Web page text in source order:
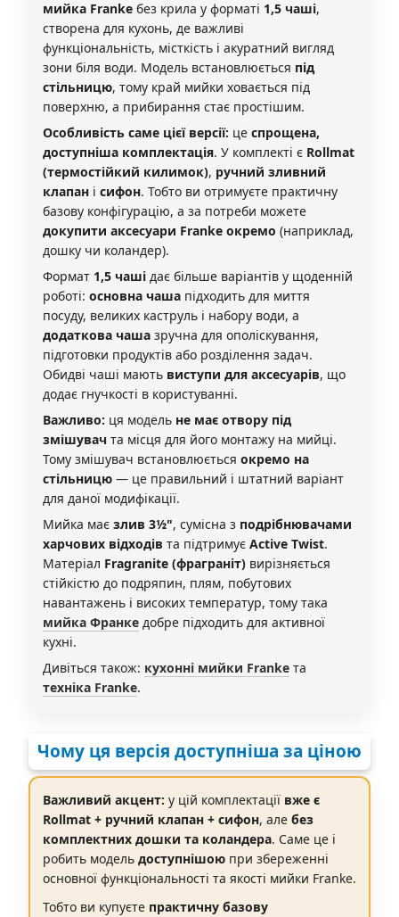
мийка Franke без крила у форматі 1,5 чаші,
створена для кухонь, де важливі
функціональність, місткість і акуратний вигляд
зони біля води. Модель встановлюється під
стільницю, тому край мийки ховається під
поверхню, а прибирання стає простішим.
Особливість саме цієї версії: це спрощена,
доступніша комплектація. У комплекті є Rollmat
(термостійкий килимок), ручний зливний
клапан і сифон. Тобто ви отримуєте практичну
базову конфігурацію, а за потреби можете
докупити аксесуари Franke окремо (наприклад,
дошку чи коландер).
Формат 1,5 чаші дає більше варіантів у щоденній
роботі: основна чаша підходить для миття
посуду, великих каструль і набору води, а
додаткова чаша зручна для ополіскування,
підготовки продуктів або розділення задач.
Обидві чаші мають виступи для аксесуарів, що
додає гнучкості в користуванні.
Важливо: ця модель не має отвору під
змішувач та місця для його монтажу на мийці.
Тому змішувач встановлюється окремо на
стільницю — це правильний і штатний варіант
для даної модифікації.
Мийка має злив 3½", сумісна з подрібнювачами
харчових відходів та підтримує Active Twist.
Матеріал Fragranite (фраграніт) вирізняється
стійкістю до подряпин, плям, побутових
навантажень і високих температур, тому така
мийка Франке добре підходить для активної
кухні.
Дивіться також: кухонні мийки Franke та
техніка Franke.
Чому ця версія доступніша за ціною
Важливий акцент: у цій комплектації вже є
Rollmat + ручний клапан + сифон, але без
комплектних дошки та коландера. Саме це і
робить модель доступнішою при збереженні
основної функціональності та якості мийки Franke.
Тобто ви купуєте практичну базову